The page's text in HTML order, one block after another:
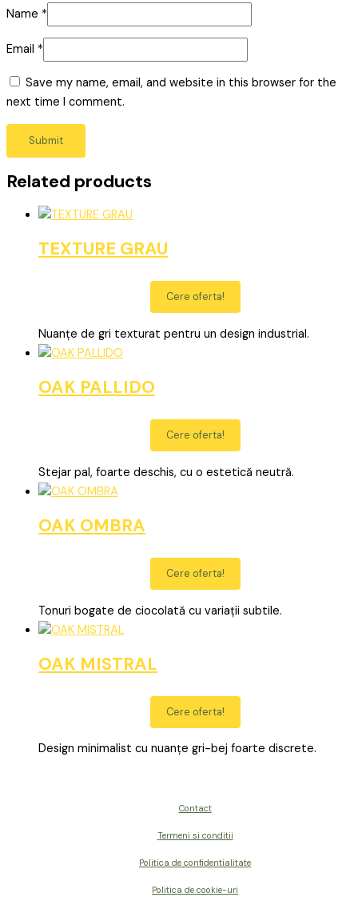
Name *
Email *
Save my name, email, and website in this browser for the
next time I comment.
Related products
TEXTURE GRAU
Cere oferta!
Nuanțe de gri texturat pentru un design industrial.
OAK PALLIDO
Cere oferta!
Stejar pal, foarte deschis, cu o estetică neutră.
OAK OMBRA
Cere oferta!
Tonuri bogate de ciocolată cu variații subtile.
OAK MISTRAL
Cere oferta!
Design minimalist cu nuanțe gri-bej foarte discrete.
Contact
Termeni si conditii
Politica de confidentialitate
Politica de cookie-uri